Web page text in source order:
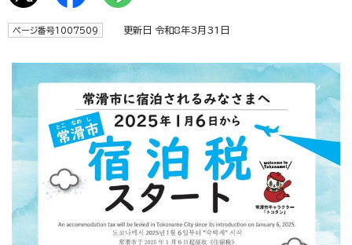
ページ番号1007509 更新日 令和8年3月31日